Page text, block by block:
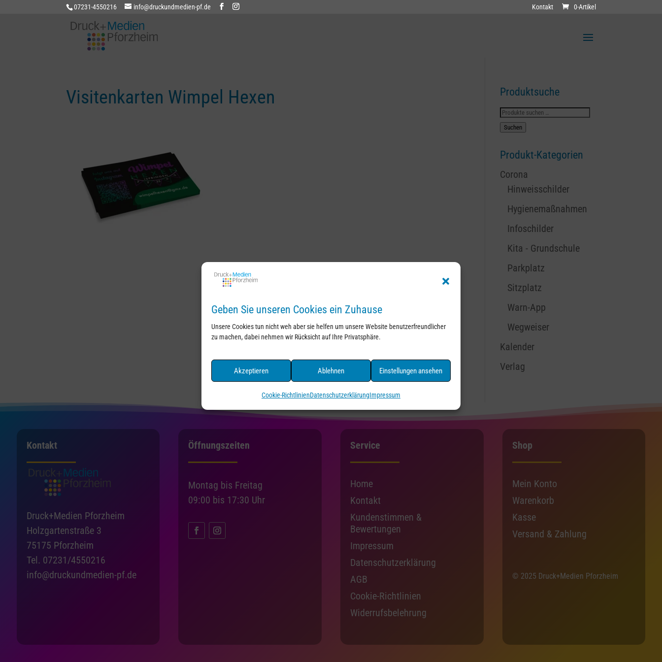
Geben Sie unseren Cookies ein Zuhause
Unsere Cookies tun nicht weh aber sie helfen um unsere Website benutzerfreundlicher
zu machen, dabei nehmen wir Rücksicht auf Ihre Privatsphäre.
Akzeptieren Ablehnen Einstellungen ansehen
Cookie-RichtlinienDatenschutzerklärungImpressum
07231-4550216 info@druckundmedien-pf.de Kontakt 0-Artikel
Visitenkarten Wimpel Hexen Produktsuche
Suchen
nach:
Suchen
Produkt-Kategorien
Corona
Hinweisschilder
Hygienemaßnahmen
Infoschilder
Kita - Grundschule
Parkplatz
Sitzplatz
Warn-App
Wegweiser
Kalender
Verlag
Kontakt
Druck+Medien Pforzheim
Holzgartenstraße 3
75175 Pforzheim
Tel. 07231/4550216
info@druckundmedien-pf.de
Öffnungszeiten
Montag bis Freitag
09:00 bis 17:30 Uhr
Service
Home
Kontakt
Kundenstimmen &
Bewertungen
Impressum
Datenschutzerklärung
AGB
Cookie-Richtlinien
Widerrufsbelehrung
Shop
Mein Konto
Warenkorb
Kasse
Versand & Zahlung
© 2025 Druck+Medien Pforzheim